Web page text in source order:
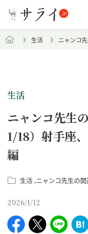
生活 ニャンコ
生活
ニャンコ先生
1/18）射手座
編
生活 ニャンコ先生の
2026/1/12